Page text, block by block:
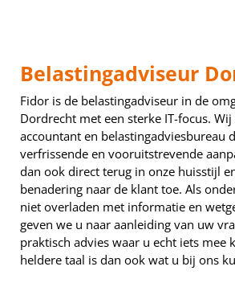
Belastingadviseur
Fidor is de belastingadviseur in de
Dordrecht met een sterke IT-focus.
accountant en belastingadviesbureau
verfrissende en vooruitstrevende
dan ook direct terug in onze huisstijl
benadering naar de klant toe. Als
niet overladen met informatie en
geven we u naar aanleiding van uw
praktisch advies waar u echt iets mee
heldere taal is dan ook wat u bij ons